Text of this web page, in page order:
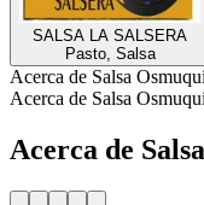
SALSA LA SALSERA
Pasto, Salsa
Acerca de Salsa
Acerca de Salsa
Acerca de